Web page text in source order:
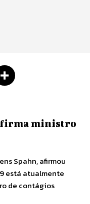
ministro
Spahn, afirmou
está atualmente
de contágios